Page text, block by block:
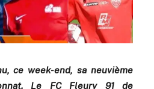
ce week-end, sa neuvième
Le FC Fleury 91 de